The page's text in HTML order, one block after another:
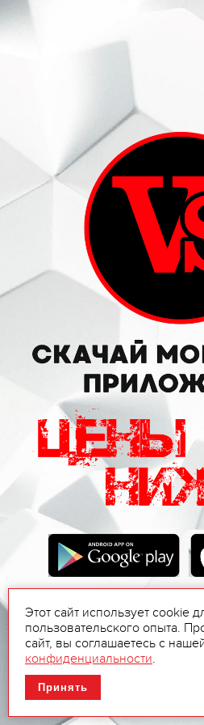
ВИННЫЙ СКЛАД
Этот сайт использует cookie
пользовательского опыта.
сайт, вы соглашаетесь с
конфиденциальности.
Принять